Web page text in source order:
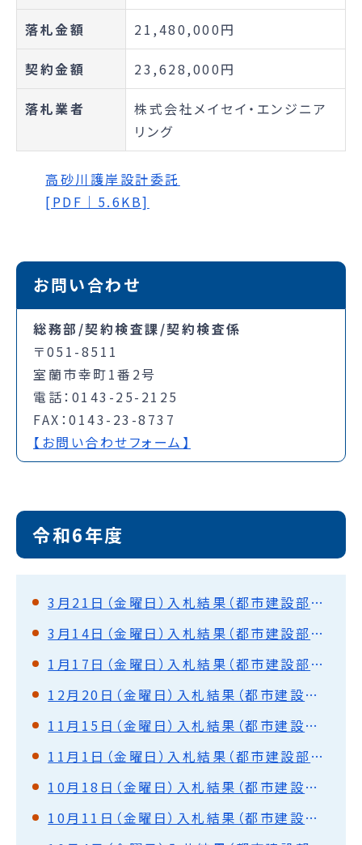
落札金額 21,480,000円
契約金額 23,628,000円
落札業者
株式会社メイセイ・エンジニア
リング
高砂川護岸設計委託
[PDF｜5.6KB]
お問い合わせ
総務部/契約検査課/契約検査係
〒051-8511
室蘭市幸町1番2号
電話：0143-25-2125
FAX：0143-23-8737
【お問い合わせフォーム】
令和6年度
3月21日（金曜日）入札結果（都市建設部・水道部）
3月14日（金曜日）入札結果（都市建設部・水道部）
1月17日（金曜日）入札結果（都市建設部・水道部）
12月20日（金曜日）入札結果（都市建設部・水道部）
11月15日（金曜日）入札結果（都市建設部・水道部）
11月1日（金曜日）入札結果（都市建設部・水道部）
10月18日（金曜日）入札結果（都市建設部・水道部）
10月11日（金曜日）入札結果（都市建設部・水道部）